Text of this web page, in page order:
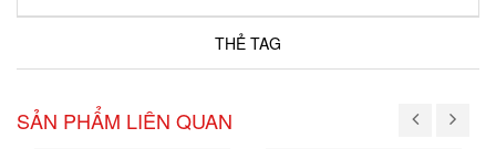
THẺ TAG
SẢN PHẨM LIÊN QUAN